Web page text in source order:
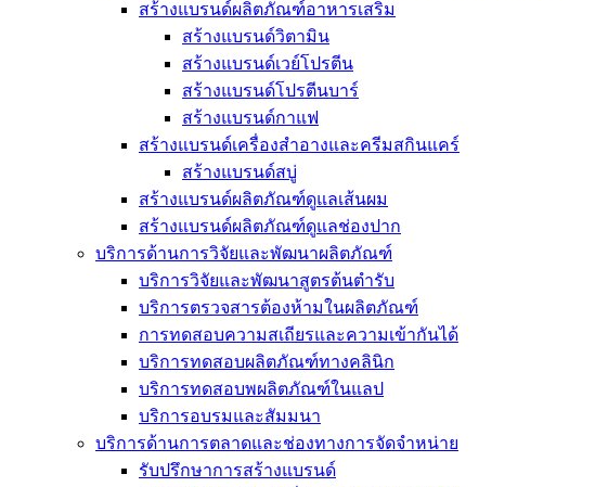
สร้างแบรนด์ผลิตภัณฑ์อาหารเสริม
สร้างแบรนด์วิตามิน
สร้างแบรนด์เวย์โปรตีน
สร้างแบรนด์โปรตีนบาร์
สร้างแบรนด์กาแฟ
สร้างแบรนด์เครื่องสำอางและครีมสกินแคร์
สร้างแบรนด์สบู่
สร้างแบรนด์ผลิตภัณฑ์ดูแลเส้นผม
สร้างแบรนด์ผลิตภัณฑ์ดูแลช่องปาก
บริการด้านการวิจัยและพัฒนาผลิตภัณฑ์
บริการวิจัยและพัฒนาสูตรต้นตำรับ
บริการตรวจสารต้องห้ามในผลิตภัณฑ์
การทดสอบความสเถียรและความเข้ากันได้
บริการทดสอบผลิตภัณฑ์ทางคลินิก
บริการทดสอบพผลิตภัณฑ์ในแลป
บริการอบรมและสัมมนา
บริการด้านการตลาดและช่องทางการจัดจำหน่าย
รับปรึกษาการสร้างแบรนด์